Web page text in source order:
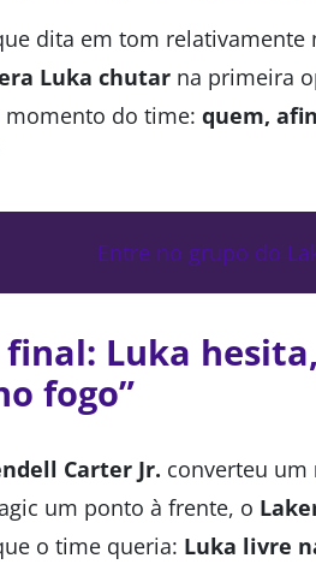
dita em tom
Luka chutar na primeira
momento do time: quem,
Entre no grupo do
Luka
fogo”
Carter Jr. converteu um
um ponto à frente, o
o time queria: Luka livre